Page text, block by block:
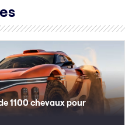
1100 chevaux pour